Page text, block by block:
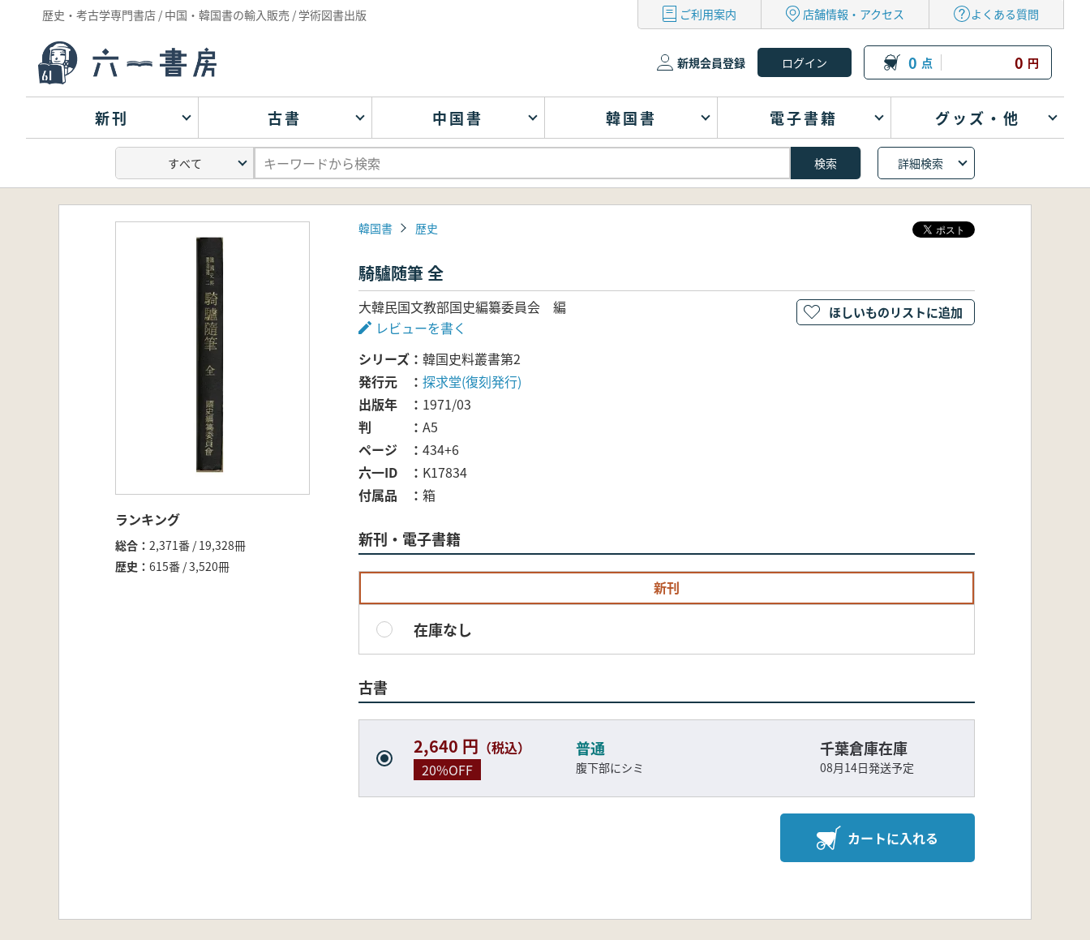
歴史・考古学専門書店 / 中国・韓国書の輸入販売 / 学術図書出版 ご利用案内 店舗情報・アクセス よくある質問
新規会員登録 0 点 0 円
新刊 古書 中国書 韓国書 電子書籍 グッズ・他
詳細検索
ランキング
総合
2,371番 / 19,328冊
歴史
615番 / 3,520冊
韓国書 歴史
騎驢随筆 全
大韓民国文教部国史編纂委員会 編
レビューを書く
シリーズ
韓国史料叢書第2
発行元
探求堂(復刻発行)
出版年
1971/03
判
A5
ページ
434+6
六一ID
K17834
付属品
箱
新刊・電子書籍
新刊
在庫なし
古書
2,640 円 （税込）
20%OFF
普通
腹下部にシミ
千葉倉庫在庫
08月14日発送予定
カートに入れる
ほしいものリストに追加